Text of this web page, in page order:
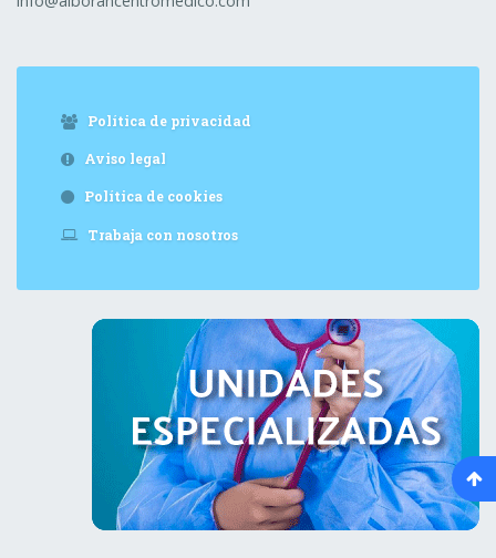
Política de privacidad
Aviso legal
Política de cookies
Trabaja con nosotros